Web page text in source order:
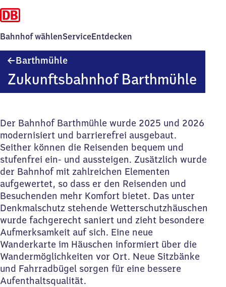
Bahnhof wählenServiceEntdecken
Barthmühle
Zukunftsbahnhof Barthmühle
Der Bahnhof Barthmühle wurde 2025 und 2026
modernisiert und barrierefrei ausgebaut.
Seither können die Reisenden bequem und
stufenfrei ein- und aussteigen. Zusätzlich wurde
der Bahnhof mit zahlreichen Elementen
aufgewertet, so dass er den Reisenden und
Besuchenden mehr Komfort bietet. Das unter
Denkmalschutz stehende Wetterschutzhäuschen
wurde fachgerecht saniert und zieht besondere
Aufmerksamkeit auf sich. Eine neue
Wanderkarte im Häuschen informiert über die
Wandermöglichkeiten vor Ort. Neue Sitzbänke
und Fahrradbügel sorgen für eine bessere
Aufenthaltsqualität.